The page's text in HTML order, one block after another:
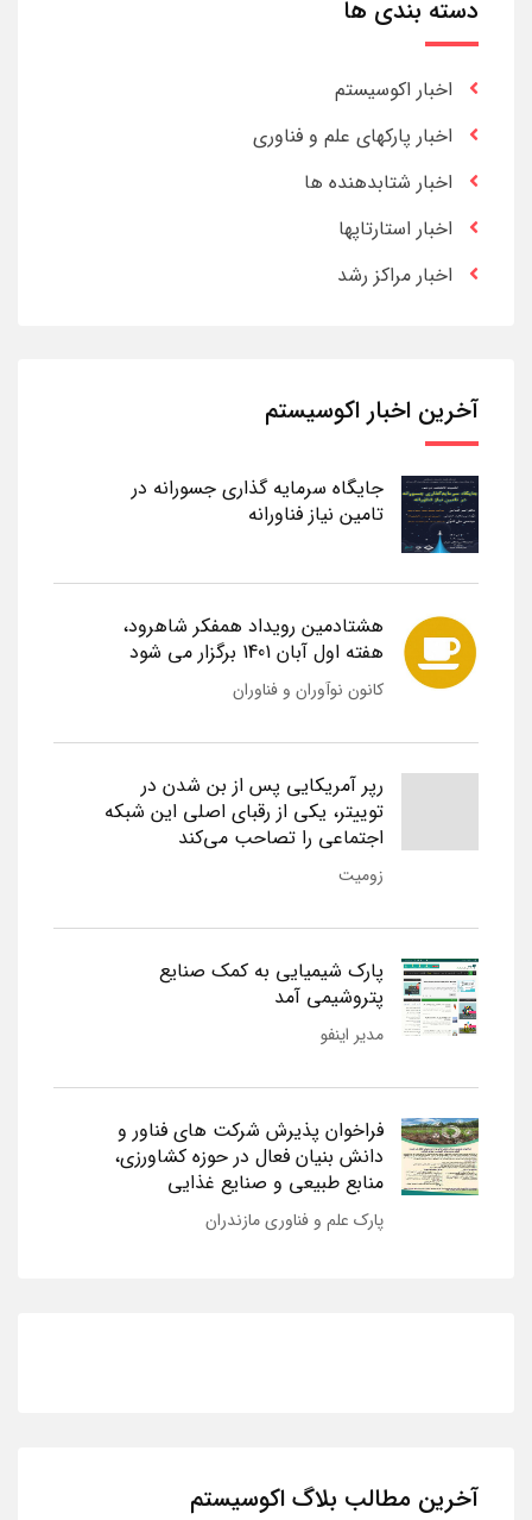
دسته بندی ها
اخبار اکوسیستم
اخبار پارکهای علم و فناوری
اخبار شتابدهنده ها
اخبار استارتاپها
اخبار مراکز رشد
آخرین اخبار اکوسیستم
جایگاه سرمایه گذاری جسورانه در
تامین نیاز فناورانه
هشتادمین رویداد همفکر شاهرود،
هفته اول آبان 1401 برگزار می شود
کانون نوآوران و فناوران
رپر آمریکایی پس از بن شدن در
توییتر، یکی از رقبای اصلی این شبکه
اجتماعی را تصاحب می‌کند
زومیت
پارک شیمیایی به کمک صنایع
پتروشیمی آمد
مدیر اینفو
فراخوان پذیرش شرکت های فناور و
دانش بنیان فعال در حوزه کشاورزی،
منابع طبیعی و صنایع غذایی
پارک علم و فناوری مازندران
آخرین مطالب بلاگ اکوسیستم